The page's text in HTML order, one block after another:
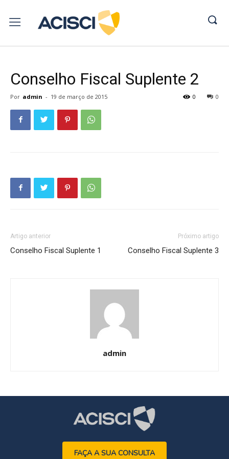
Conselho Fiscal Suplente 2
Por admin - 19 de março de 2015 0
0
Artigo anterior
Conselho Fiscal Suplente 1
Próximo artigo
Conselho Fiscal Suplente 3
admin
FAÇA A SUA CONSULTA